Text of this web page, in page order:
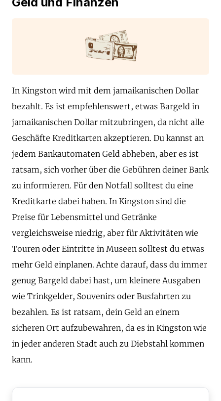
In Kingston wird mit dem jamaikanischen Dollar
bezahlt. Es ist empfehlenswert, etwas Bargeld in
jamaikanischen Dollar mitzubringen, da nicht alle
Geschäfte Kreditkarten akzeptieren. Du kannst an
jedem Bankautomaten Geld abheben, aber es ist
ratsam, sich vorher über die Gebühren deiner Bank
zu informieren. Für den Notfall solltest du eine
Kreditkarte dabei haben. In Kingston sind die
Preise für Lebensmittel und Getränke
vergleichsweise niedrig, aber für Aktivitäten wie
Touren oder Eintritte in Museen solltest du etwas
mehr Geld einplanen. Achte darauf, dass du immer
genug Bargeld dabei hast, um kleinere Ausgaben
wie Trinkgelder, Souvenirs oder Busfahrten zu
bezahlen. Es ist ratsam, dein Geld an einem
sicheren Ort aufzubewahren, da es in Kingston wie
in jeder anderen Stadt auch zu Diebstahl kommen
kann.